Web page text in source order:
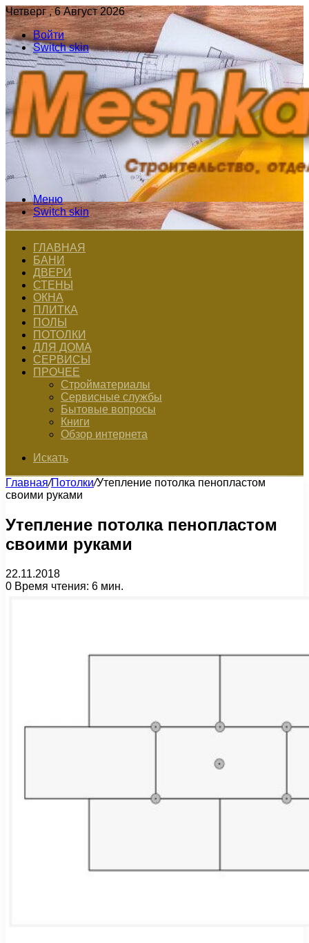
Четверг , 6 Август 2026
Войти
Switch skin
Меню
Switch skin
ГЛАВНАЯ
БАНИ
ДВЕРИ
СТЕНЫ
ОКНА
ПЛИТКА
ПОЛЫ
ПОТОЛКИ
ДЛЯ ДОМА
СЕРВИСЫ
ПРОЧЕЕ
Стройматериалы
Сервисные службы
Бытовые вопросы
Книги
Обзор интернета
Искать
Главная/Потолки/Утепление потолка пенопластом
своими руками
Утепление потолка пенопластом
своими руками
22.11.2018
0 Время чтения: 6 мин.